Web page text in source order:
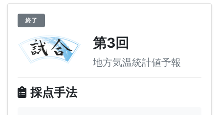
終了
第3回
地方気温統計値予報
採点手法